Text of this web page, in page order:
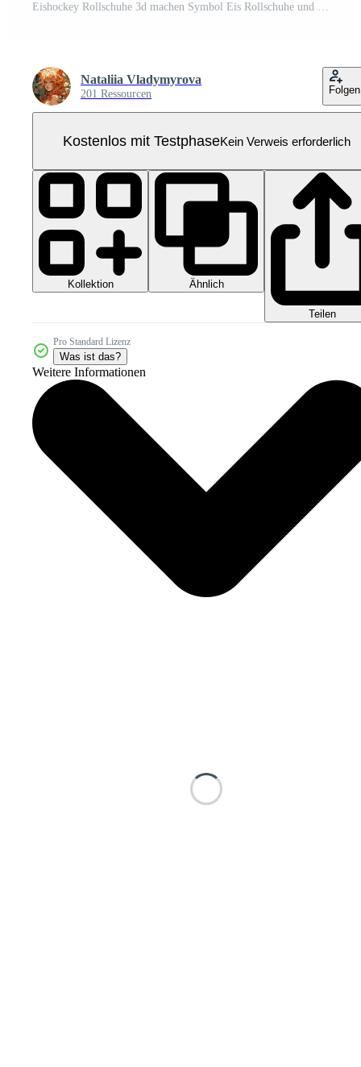
Eishockey Rollschuhe 3d machen Symbol Eis Rollschuhe und Stock Pro PNG
Nataliia Vladymyrova
201 Ressourcen Folgen
Kostenlos mit TestphaseKein Verweis erforderlich
Kollektion Ähnlich
Teilen
Pro Standard Lizenz
Was ist das?
Weitere Informationen